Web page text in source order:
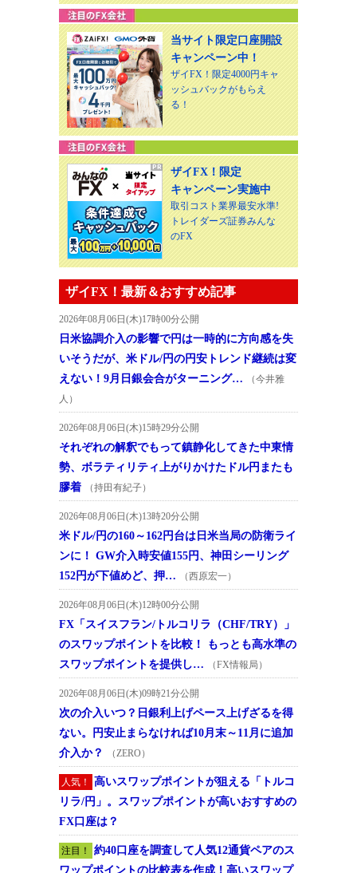
当サイト限定口座開設
キャンペーン中！
ザイFX！限定4000円キャ
ッシュバックがもらえ
る！
ザイFX！限定
キャンペーン実施中
取引コスト業界最安水準!
トレイダーズ証券みんな
のFX
ザイFX！最新＆おすすめ記事
2026年08月06日(木)17時00分公開
日米協調介入の影響で円は一時的に方向感を失
いそうだが、米ドル/円の円安トレンド継続は変
えない！9月日銀会合がターニング…
（今井雅
人）
2026年08月06日(木)15時29分公開
それぞれの解釈でもって鎮静化してきた中東情
勢、ボラティリティ上がりかけたドル円またも
膠着
（持田有紀子）
2026年08月06日(木)13時20分公開
米ドル/円の160～162円台は日米当局の防衛ライ
ンに！ GW介入時安値155円、神田シーリング
152円が下値めど、押…
（西原宏一）
2026年08月06日(木)12時00分公開
FX「スイスフラン/トルコリラ（CHF/TRY）」
のスワップポイントを比較！ もっとも高水準の
スワップポイントを提供し…
（FX情報局）
2026年08月06日(木)09時21分公開
次の介入いつ？日銀利上げペース上げざるを得
ない。円安止まらなければ10月末～11月に追加
介入か？
（ZERO）
人気！
高いスワップポイントが狙える「トルコ
リラ/円」。スワップポイントが高いおすすめの
FX口座は？
注目！
約40口座を調査して人気12通貨ペアのス
ワップポイントの比較表を作成！高いスワップ